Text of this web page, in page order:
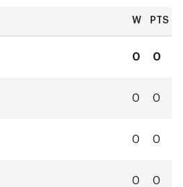
W PTS
0 0
0 0
0 0
0 0